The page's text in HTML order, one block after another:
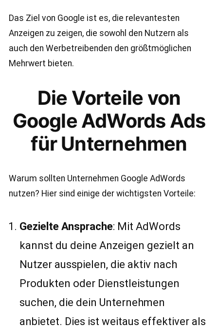
Das Ziel von Google ist es, die relevantesten
Anzeigen zu zeigen, die sowohl den Nutzern als
auch den Werbetreibenden den größtmöglichen
Mehrwert bieten.
Die Vorteile von
Google AdWords Ads
für Unternehmen
Warum sollten Unternehmen Google AdWords
nutzen? Hier sind einige der wichtigsten Vorteile:
Gezielte Ansprache: Mit AdWords
kannst du deine Anzeigen gezielt an
Nutzer ausspielen, die aktiv nach
Produkten oder Dienstleistungen
suchen, die dein Unternehmen
anbietet. Dies ist weitaus effektiver als